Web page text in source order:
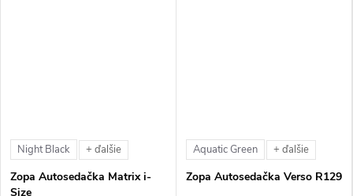
Night Black + ďalšie
Zopa Autosedačka Matrix i-
Size
Aquatic Green + ďalšie
Zopa Autosedačka Verso R129